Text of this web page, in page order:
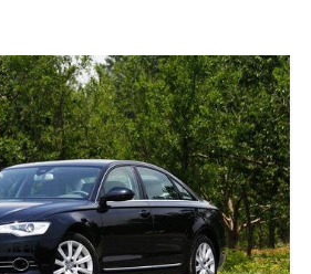
成功案例
关于我们
联系我们